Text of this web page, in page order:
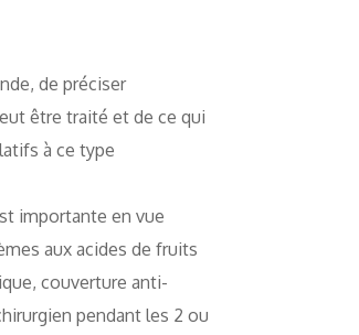
de préciser
être traité et de ce qui
à ce type
importante en vue
aux acides de fruits
couverture anti-
pendant les 2 ou